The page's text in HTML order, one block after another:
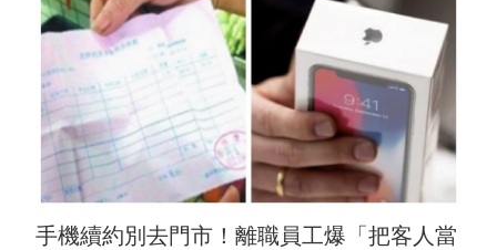
手機續約別去門市！離職員工爆「把客人當